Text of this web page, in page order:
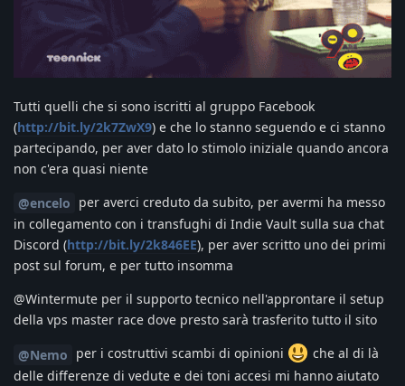
Tutti quelli che si sono iscritti al gruppo Facebook
(http://bit.ly/2k7ZwX9) e che lo stanno seguendo e ci stanno
partecipando, per aver dato lo stimolo iniziale quando ancora
non c'era quasi niente
@encelo per averci creduto da subito, per avermi ha messo
in collegamento con i transfughi di Indie Vault sulla sua chat
Discord (http://bit.ly/2k846EE), per aver scritto uno dei primi
post sul forum, e per tutto insomma
@Wintermute per il supporto tecnico nell'approntare il setup
della vps master race dove presto sarà trasferito tutto il sito
@Nemo per i costruttivi scambi di opinioni
che al di là
delle differenze di vedute e dei toni accesi mi hanno aiutato